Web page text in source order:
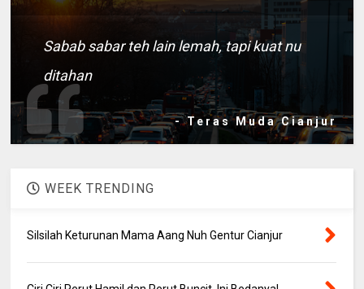
Sabab sabar teh lain lemah, tapi kuat nu
ditahan
- Teras Muda Cianjur
WEEK TRENDING
Silsilah Keturunan Mama Aang Nuh Gentur Cianjur